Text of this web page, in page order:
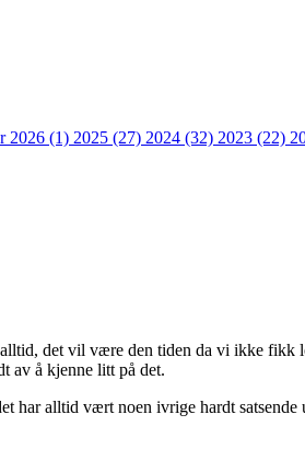
2026 (1) 2025 (27) 2024 (32) 2023 (22)
det vil være den tiden da vi ikke
av å kjenne litt på det.
har alltid vært noen ivrige hardt satsende